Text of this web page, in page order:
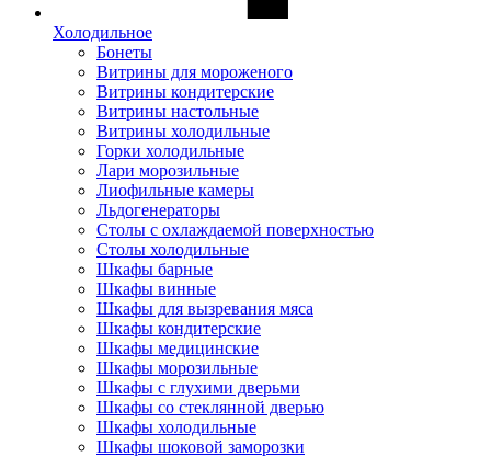
Холодильное
Бонеты
Витрины для мороженого
Витрины кондитерские
Витрины настольные
Витрины холодильные
Горки холодильные
Лари морозильные
Лиофильные камеры
Льдогенераторы
Столы с охлаждаемой поверхностью
Столы холодильные
Шкафы барные
Шкафы винные
Шкафы для вызревания мяса
Шкафы кондитерские
Шкафы медицинские
Шкафы морозильные
Шкафы с глухими дверьми
Шкафы со стеклянной дверью
Шкафы холодильные
Шкафы шоковой заморозки